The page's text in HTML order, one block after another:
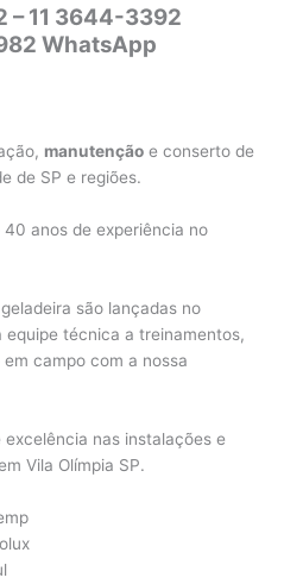
– 11 3644-3392
WhatsApp
manutenção e conserto de
de SP e regiões.
anos de experiência no
são lançadas no
equipe técnica a treinamentos,
campo com a nossa
nas instalações e
Vila Olímpia SP.